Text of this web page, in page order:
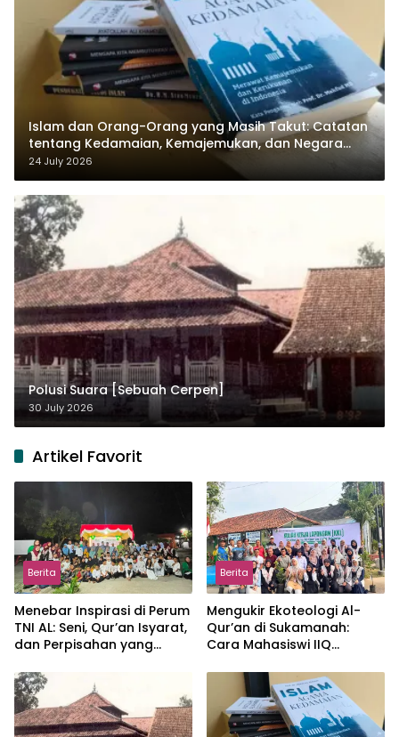
Islam dan Orang-Orang yang Masih Takut: Catatan
tentang Kedamaian, Kemajemukan, dan Negara
dalam Pemikiran Masykuri Abdillah
24 July 2026
Polusi Suara [Sebuah Cerpen]
30 July 2026
Artikel Favorit
Berita
Menebar Inspirasi di Perum
TNI AL: Seni, Qur’an Isyarat,
dan Perpisahan yang
Berita
Mengukir Ekoteologi Al-
Qur’an di Sukamanah:
Cara Mahasiswi IIQ
Jonggol